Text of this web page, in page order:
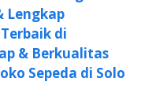
Lengkap
di
& Berkualitas
Sepeda di Solo